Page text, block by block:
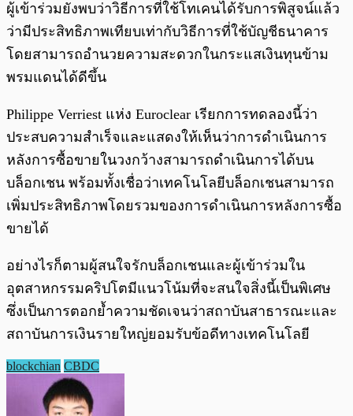
ผู้เข้าร่วมยังพบว่าวิธีการที่ใช้โทเคนได้รับการพิสูจน์แล้ว
ว่ามีประสิทธิภาพเทียบเท่ากับวิธีการที่ใช้บัญชีธนาคาร
โดยสามารถอำนวยความสะดวกในกระแสเงินทุนข้าม
พรมแดนได้ดีขึ้น
Philippe Verriest แห่ง Euroclear เรียกการทดลองนี้ว่า
ประสบความสำเร็จและแสดงให้เห็นว่าการดำเนินการ
หลังการซื้อขายในวงกว้างสามารถดำเนินการได้บน
บล็อกเชน พร้อมทั้งเชื่อว่าเทคโนโลยีบล็อกเชนสามารถ
เพิ่มประสิทธิภาพโดยรวมของการดำเนินการหลังการซื้อ
ขายได้
อย่างไรก็ตามผู้สนใจรักบล็อกเชนและผู้เข้าร่วมใน
อุตสาหกรรมคริปโตมีแนวโน้มที่จะสนใจสิ่งนี้เป็นพิเศษ
ซึ่งเป็นการตอกย้ำความชัดเจนว่าสถาบันสาธารณะและ
สถาบันการเงินรายใหญ่ยอมรับข้อดีทางเทคโนโลยี
blockchian CBDC